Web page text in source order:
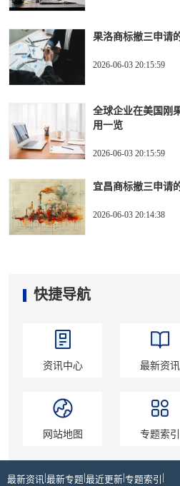
果洛商标撤三申请
2026-06-03 20:15:59
全球企业在美国刚
用一览
2026-06-03 20:15:59
宜昌商标撤三申请
2026-06-03 20:14:38
快捷导航
资讯中心 最新资讯
网站地图 专题索引
最新资讯 最新专题 最近更新 专题索引